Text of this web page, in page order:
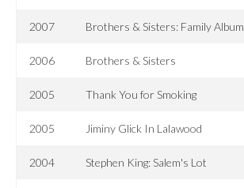
2007 Brothers & Sisters: Family Album
2006 Brothers & Sisters
2005 Thank You for Smoking
2005 Jiminy Glick In Lalawood
2004 Stephen King: Salem's Lot